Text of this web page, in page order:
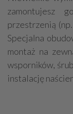
zamontujesz
przestrzenią
Specjalna
montaż na
wsporników,
instalację